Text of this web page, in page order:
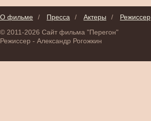
О фильме / Пресса / Актеры / Режиссер
© 2011-2026 Сайт фильма "Перегон"
Режиссер - Александр Рогожкин